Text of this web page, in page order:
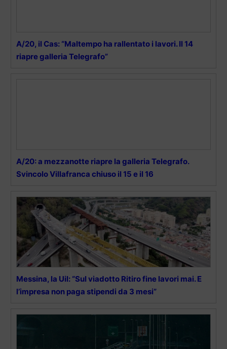
A/20, il Cas: “Maltempo ha rallentato i lavori. Il 14
riapre galleria Telegrafo”
A/20: a mezzanotte riapre la galleria Telegrafo.
Svincolo Villafranca chiuso il 15 e il 16
Messina, la Uil: “Sul viadotto Ritiro fine lavori mai. E
l’impresa non paga stipendi da 3 mesi”